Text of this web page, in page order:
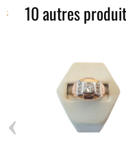
10 autres
‹